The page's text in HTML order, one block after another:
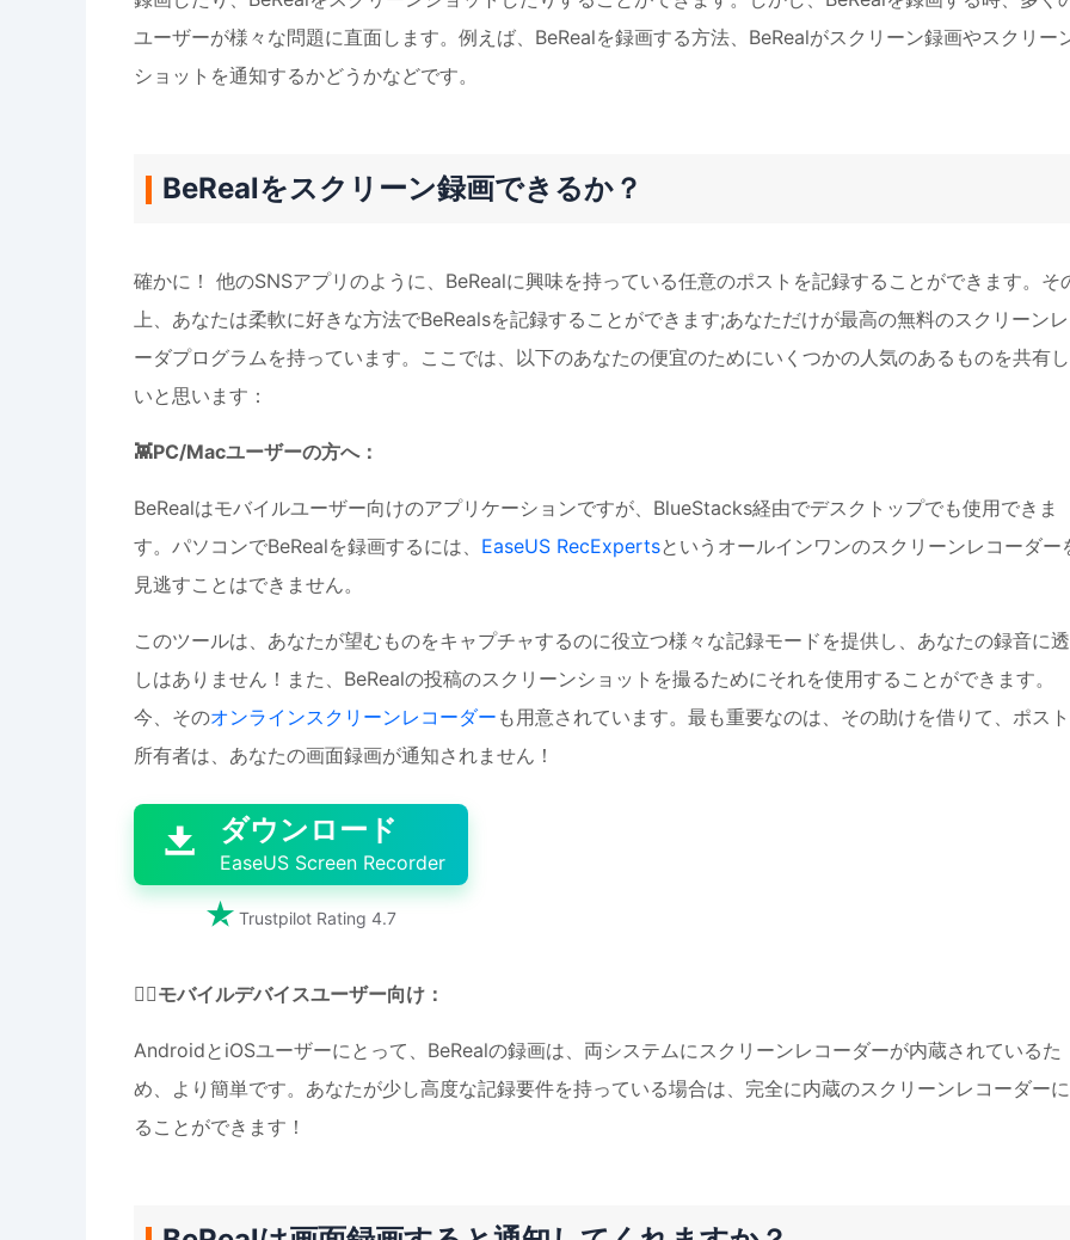
ユーザーが様々な問題に直面します。例えば、BeRealを録画する方法、BeRealがスクリーン録画やスクリー
ショットを通知するかどうかなどです。
BeRealをスクリーン録画できるか？
確かに！ 他のSNSアプリのように、BeRealに興味を持っている任意のポストを記録することができます。そ
上、あなたは柔軟に好きな方法でBeRealsを記録することができます;あなただけが最高の無料のスクリーン
ーダプログラムを持っています。ここでは、以下のあなたの便宜のためにいくつかの人気のあるものを共有
いと思います：
👾PC/Macユーザーの方へ：
BeRealはモバイルユーザー向けのアプリケーションですが、BlueStacks経由でデスクトップでも使用できま
す。パソコンでBeRealを録画するには、 EaseUS RecExpertsというオールインワンのスクリーンレコーダー
見逃すことはできません。
このツールは、あなたが望むものをキャプチャするのに役立つ様々な記録モードを提供し、あなたの録音に
しはありません！また、BeRealの投稿のスクリーンショットを撮るためにそれを使用することができます。
今、そのオンラインスクリーンレコーダー も用意されています。最も重要なのは、その助けを借りて、ポス
所有者は、あなたの画面録画が通知されません！

 ダウンロード
EaseUS Screen Recorder
 Trustpilot Rating 4.7
🕵️‍♂️モバイルデバイスユーザー向け：
AndroidとiOSユーザーにとって、BeRealの録画は、両システムにスクリーンレコーダーが内蔵されているた
め、より簡単です。あなたが少し高度な記録要件を持っている場合は、完全に内蔵のスクリーンレコーダー
ることができます！